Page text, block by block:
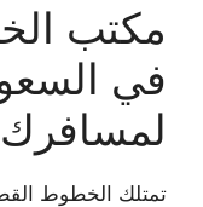
مكتب
في
لمسافرك
تمتلك الخطوط